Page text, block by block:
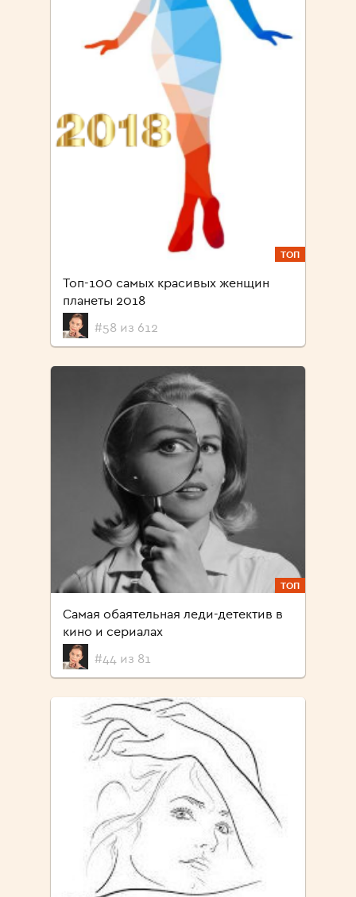
ТОП
Топ-100 самых красивых женщин
планеты 2018
#58 из 612
ТОП
Самая обаятельная леди-детектив в
кино и сериалах
#44 из 81